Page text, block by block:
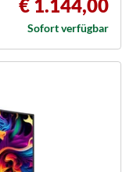
€ 1.144,00
Sofort verfügbar